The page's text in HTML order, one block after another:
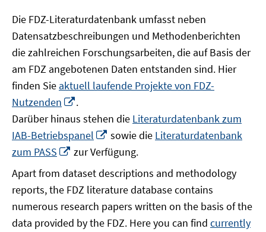
Die FDZ-Literaturdatenbank umfasst neben
Datensatzbeschreibungen und Methodenberichten
die zahlreichen Forschungsarbeiten, die auf Basis der
am FDZ angebotenen Daten entstanden sind. Hier
finden Sie aktuell laufende Projekte von FDZ-
Nutzenden
neuem
Fenster
öffnen
.
Darüber hinaus stehen die Literaturdatenbank zum
IAB-Betriebspanel
In
neuem
Fenster
öffnen
sowie die Literaturdatenbank
zum PASS
In
Fenster
öffnen
zur Verfügung.
Apart from dataset descriptions and methodology
reports, the FDZ literature database contains
numerous research papers written on the basis of the
data provided by the FDZ. Here you can find currently